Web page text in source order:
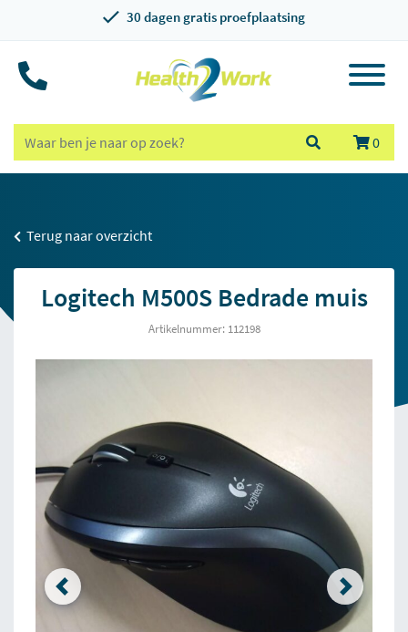
30 dagen gratis proefplaatsing
0
Terug naar overzicht
Logitech M500S Bedrade muis
Artikelnummer: 112198